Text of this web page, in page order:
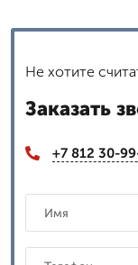
Не хотите
Заказать
+7 812 30-